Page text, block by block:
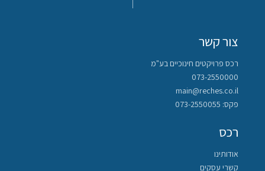
ערבית
צור קשר
רכס פרויקטים חינוכיים בע"מ
073-2550000
main@reches.co.il
פקס: 073-2550055
רכס
אודותינו
קשרי עסקים